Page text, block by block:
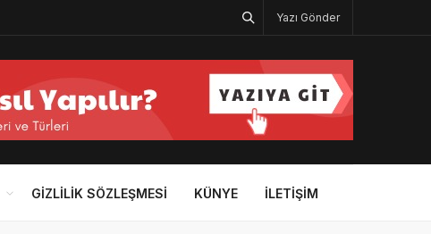
Yazı Gönder
GIZLILIK SÖZLEŞMESI KÜNYE İLETIŞIM